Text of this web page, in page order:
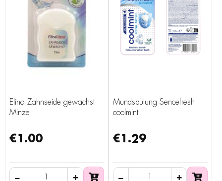
Elina Zahnseide gewachst
Minze
€1.00
Mundspülung Sencefresh
coolmint
€1.29